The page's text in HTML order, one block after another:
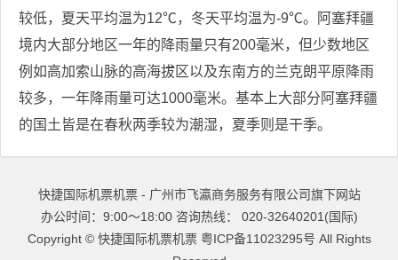
较低，夏天平均温为12℃，冬天平均温为-9℃。阿塞拜疆
境内大部分地区一年的降雨量只有200毫米，但少数地区
例如高加索山脉的高海拔区以及东南方的兰克朗平原降雨
较多，一年降雨量可达1000毫米。基本上大部分阿塞拜疆
的国土皆是在春秋两季较为潮湿，夏季则是干季。
快捷国际机票机票 - 广州市飞瀛商务服务有限公司旗下网站
办公时间：9:00～18:00 咨询热线： 020-32640201(国际)
Copyright © 快捷国际机票机票 粤ICP备11023295号 All Rights